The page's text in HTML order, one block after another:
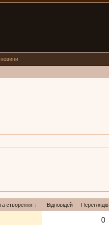
створення ↓ Відповідей Переглядів
0
новини